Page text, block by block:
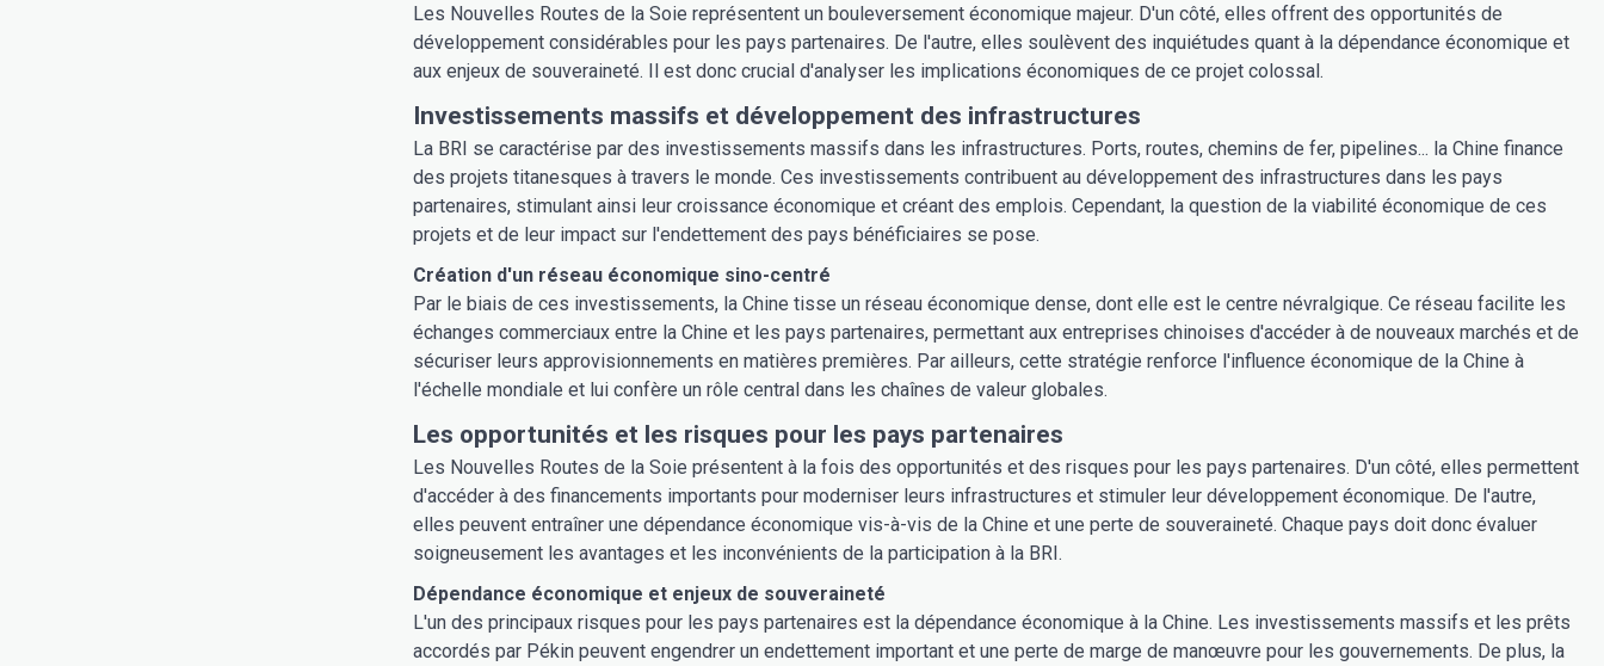
Les Nouvelles Routes de la Soie représentent un bouleversement économique majeur. D'un côté, elles offrent des opportunités de
développement considérables pour les pays partenaires. De l'autre, elles soulèvent des inquiétudes quant à la dépendance économique et
aux enjeux de souveraineté. Il est donc crucial d'analyser les implications économiques de ce projet colossal.
Investissements massifs et développement des infrastructures
La BRI se caractérise par des investissements massifs dans les infrastructures. Ports, routes, chemins de fer, pipelines... la Chine finance
des projets titanesques à travers le monde. Ces investissements contribuent au développement des infrastructures dans les pays
partenaires, stimulant ainsi leur croissance économique et créant des emplois. Cependant, la question de la viabilité économique de ces
projets et de leur impact sur l'endettement des pays bénéficiaires se pose.
Création d'un réseau économique sino-centré
Par le biais de ces investissements, la Chine tisse un réseau économique dense, dont elle est le centre névralgique. Ce réseau facilite les
échanges commerciaux entre la Chine et les pays partenaires, permettant aux entreprises chinoises d'accéder à de nouveaux marchés et de
sécuriser leurs approvisionnements en matières premières. Par ailleurs, cette stratégie renforce l'influence économique de la Chine à
l'échelle mondiale et lui confère un rôle central dans les chaînes de valeur globales.
Les opportunités et les risques pour les pays partenaires
Les Nouvelles Routes de la Soie présentent à la fois des opportunités et des risques pour les pays partenaires. D'un côté, elles permettent
d'accéder à des financements importants pour moderniser leurs infrastructures et stimuler leur développement économique. De l'autre,
elles peuvent entraîner une dépendance économique vis-à-vis de la Chine et une perte de souveraineté. Chaque pays doit donc évaluer
soigneusement les avantages et les inconvénients de la participation à la BRI.
Dépendance économique et enjeux de souveraineté
L'un des principaux risques pour les pays partenaires est la dépendance économique à la Chine. Les investissements massifs et les prêts
accordés par Pékin peuvent engendrer un endettement important et une perte de marge de manœuvre pour les gouvernements. De plus, la